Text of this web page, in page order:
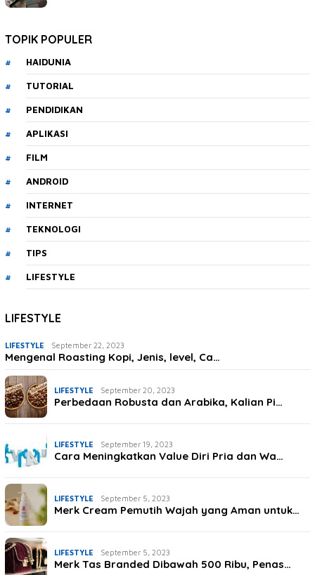
TOPIK POPULER
HAIDUNIA
TUTORIAL
PENDIDIKAN
APLIKASI
FILM
ANDROID
INTERNET
TEKNOLOGI
TIPS
LIFESTYLE
LIFESTYLE
LIFESTYLE September 22, 2023
Mengenal Roasting Kopi, Jenis, level, Ca…
LIFESTYLE September 20, 2023
Perbedaan Robusta dan Arabika, Kalian Pi…
LIFESTYLE September 19, 2023
Cara Meningkatkan Value Diri Pria dan Wa…
LIFESTYLE September 5, 2023
Merk Cream Pemutih Wajah yang Aman untuk…
LIFESTYLE September 5, 2023
Merk Tas Branded Dibawah 500 Ribu, Penas…